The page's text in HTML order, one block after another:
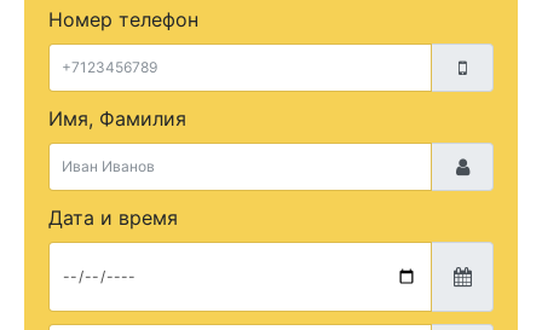
Номер телефон
Имя, Фамилия
Дата и время